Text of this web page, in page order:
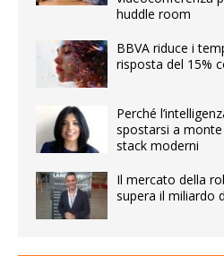
huddle room
BBVA riduce i
risposta del 15%
Perché
spostarsi a monte
stack moderni
Il mercato della
supera il miliardo